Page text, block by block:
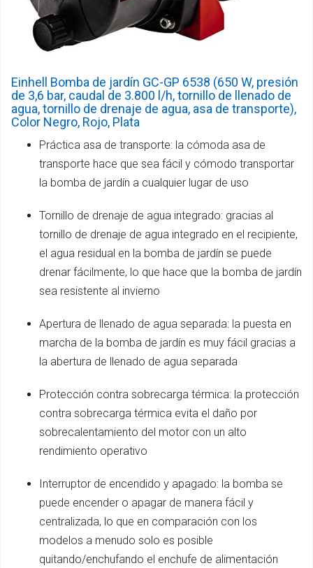
Einhell Bomba de jardín GC-GP 6538 (650 W, presión
de 3,6 bar, caudal de 3.800 l/h, tornillo de llenado de
agua, tornillo de drenaje de agua, asa de transporte),
Color Negro, Rojo, Plata
Práctica asa de transporte: la cómoda asa de
transporte hace que sea fácil y cómodo transportar
la bomba de jardín a cualquier lugar de uso
Tornillo de drenaje de agua integrado: gracias al
tornillo de drenaje de agua integrado en el recipiente,
el agua residual en la bomba de jardín se puede
drenar fácilmente, lo que hace que la bomba de jardín
sea resistente al invierno
Apertura de llenado de agua separada: la puesta en
marcha de la bomba de jardín es muy fácil gracias a
la abertura de llenado de agua separada
Protección contra sobrecarga térmica: la protección
contra sobrecarga térmica evita el daño por
sobrecalentamiento del motor con un alto
rendimiento operativo
Interruptor de encendido y apagado: la bomba se
puede encender o apagar de manera fácil y
centralizada, lo que en comparación con los
modelos a menudo solo es posible
quitando/enchufando el enchufe de alimentación